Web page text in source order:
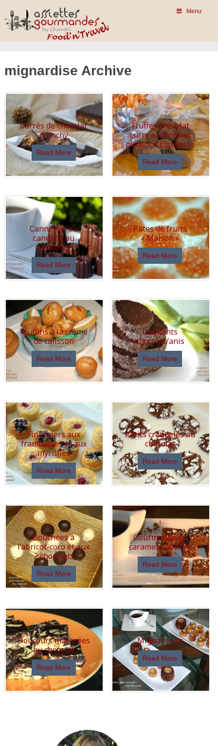
Menu
mignardise Archive
Carrés de chocolat
crunchy
Read More
Truffes chocolat
curry et chocolat
piment d’Espelette
Read More
Cannelés (ou
canelés) au
chocolat
Read More
Pâtes de fruits
« Maison »
Read More
Muffins à la crème
de calisson
Read More
Diamants
chocolat/anis
Read More
Financiers aux
framboises et aux
myrtilles
Read More
Petits craquelés au
chocolat
Read More
Bouchées à
l’abricot-coco et aux
2 chocolats
Read More
Gourmandises
caramel-chocolat
Read More
Douceurs marbrées
au chocolat
Read More
Mignardises
Read More